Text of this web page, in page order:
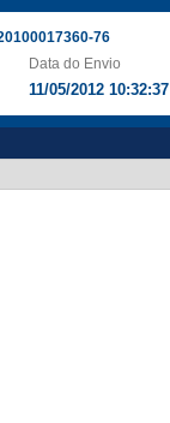
76
Data do Envio
11/05/2012 10:32:37